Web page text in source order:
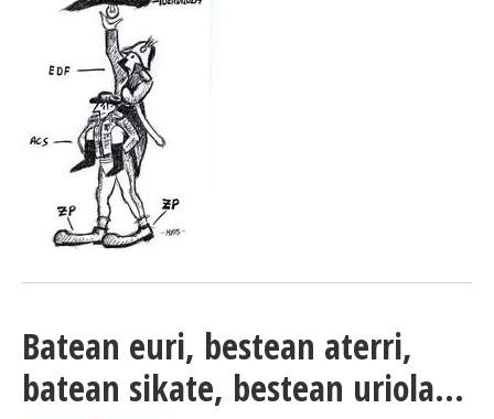
Batean euri, bestean aterri,
batean sikate, bestean uriola...